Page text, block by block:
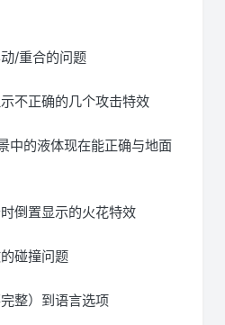
/重合的问题
不正确的几个攻击特效
中的液体现在能正确与地面
倒置显示的火花特效
碰撞问题
整）到语言选项